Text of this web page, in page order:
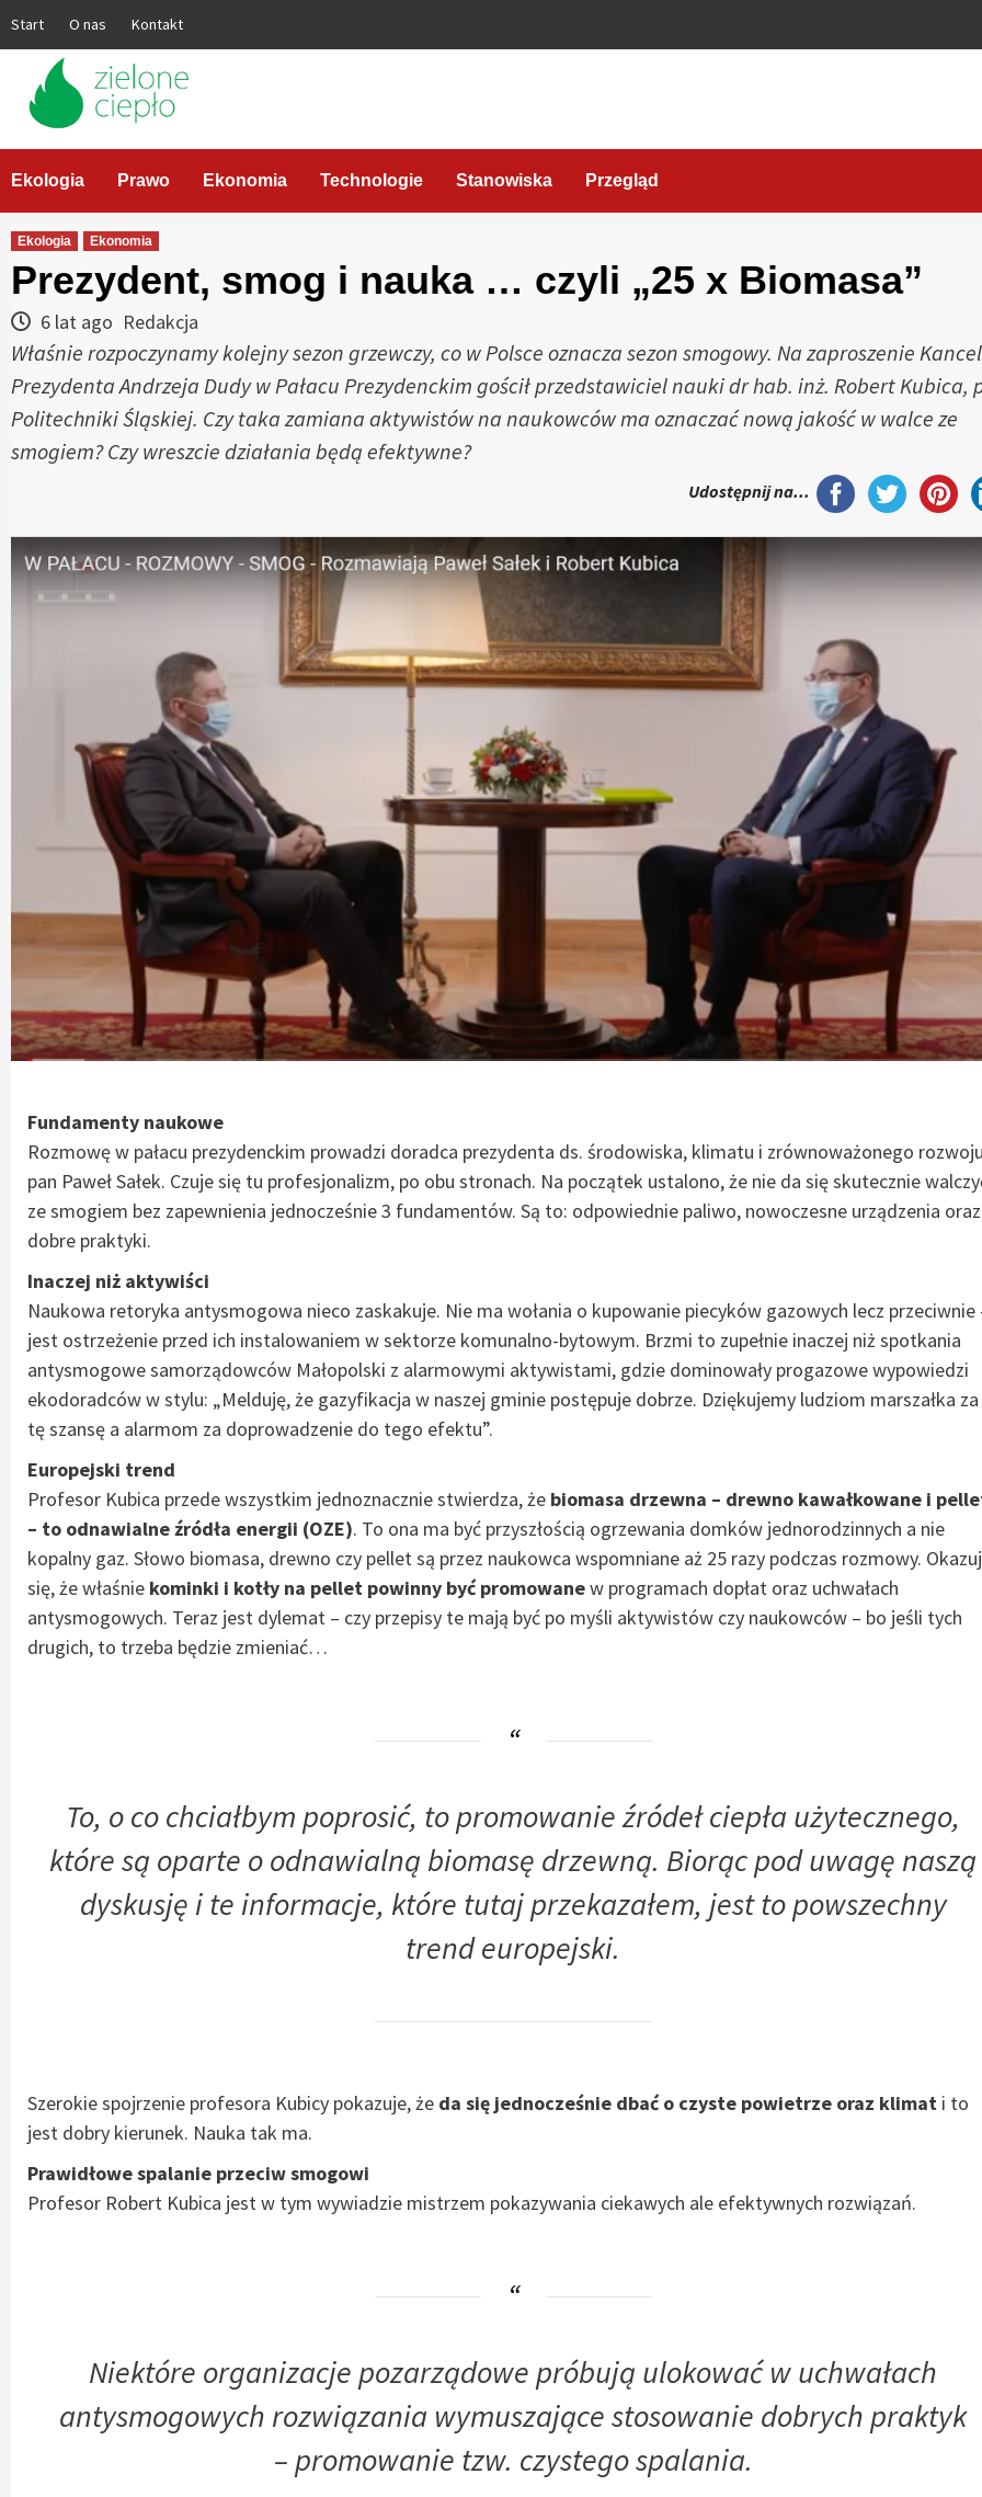
content
Start O nas Kontakt
Ekologia Prawo Ekonomia Technologie Stanowiska Przegląd
Ekologia Ekonomia
Prezydent, smog i nauka … czyli „25 x Biomasa”
6 lat ago Redakcja
Właśnie rozpoczynamy kolejny sezon grzewczy, co w Polsce oznacza sezon smogowy. Na zaproszenie
Prezydenta Andrzeja Dudy w Pałacu Prezydenckim gościł przedstawiciel nauki dr hab. inż. Robert Kubica,
Politechniki Śląskiej. Czy taka zamiana aktywistów na naukowców ma oznaczać nową jakość w walce ze
smogiem? Czy wreszcie działania będą efektywne?
Udostępnij na...
Fundamenty naukowe
Rozmowę w pałacu prezydenckim prowadzi doradca prezydenta ds. środowiska, klimatu i zrównoważonego
pan Paweł Sałek. Czuje się tu profesjonalizm, po obu stronach. Na początek ustalono, że nie da się skutecznie
ze smogiem bez zapewnienia jednocześnie 3 fundamentów. Są to: odpowiednie paliwo, nowoczesne urządzenia oraz
dobre praktyki.
Inaczej niż aktywiści
Naukowa retoryka antysmogowa nieco zaskakuje. Nie ma wołania o kupowanie piecyków gazowych lecz przeciwnie
jest ostrzeżenie przed ich instalowaniem w sektorze komunalno-bytowym. Brzmi to zupełnie inaczej niż spotkania
antysmogowe samorządowców Małopolski z alarmowymi aktywistami, gdzie dominowały progazowe wypowiedzi
ekodoradców w stylu: „Melduję, że gazyfikacja w naszej gminie postępuje dobrze. Dziękujemy ludziom marszałka za
tę szansę a alarmom za doprowadzenie do tego efektu”.
Europejski trend
Profesor Kubica przede wszystkim jednoznacznie stwierdza, że biomasa drzewna – drewno kawałkowane i
– to odnawialne źródła energii (OZE). To ona ma być przyszłością ogrzewania domków jednorodzinnych a nie
kopalny gaz. Słowo biomasa, drewno czy pellet są przez naukowca wspomniane aż 25 razy podczas rozmowy.
się, że właśnie kominki i kotły na pellet powinny być promowanew programach dopłat oraz uchwałach
antysmogowych. Teraz jest dylemat – czy przepisy te mają być po myśli aktywistów czy naukowców – bo jeśli tych
drugich, to trzeba będzie zmieniać…
To, o co chciałbym poprosić, to promowanie źródeł ciepła użytecznego,
które są oparte o odnawialną biomasę drzewną. Biorąc pod uwagę naszą
dyskusję i te informacje, które tutaj przekazałem, jest to powszechny
trend europejski.
Szerokie spojrzenie profesora Kubicy pokazuje, że da się jednocześnie dbać o czyste powietrze oraz klimat i to
jest dobry kierunek. Nauka tak ma.
Prawidłowe spalanie przeciw smogowi
Profesor Robert Kubica jest w tym wywiadzie mistrzem pokazywania ciekawych ale efektywnych rozwiązań.
Niektóre organizacje pozarządowe próbują ulokować w uchwałach
antysmogowych rozwiązania wymuszające stosowanie dobrych praktyk
– promowanie tzw. czystego spalania.